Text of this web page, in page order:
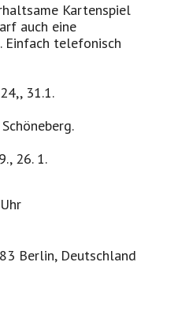
Kartenspiel
auch eine
Einfach telefonisch
31.1.
26. 1.
Berlin, Deutschland